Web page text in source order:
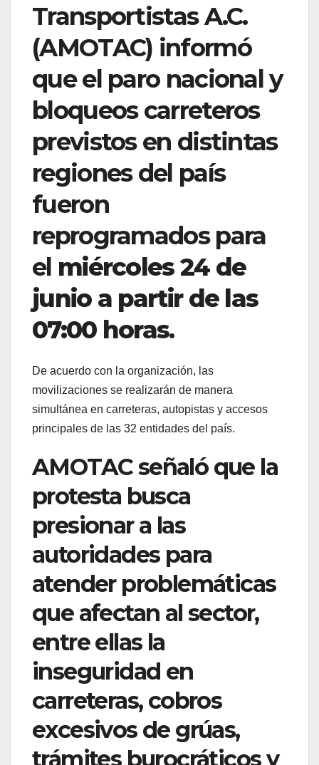
Transportistas A.C.
(AMOTAC) informó
que el paro nacional y
bloqueos carreteros
previstos en distintas
regiones del país
fueron
reprogramados para
el miércoles 24 de
junio a partir de las
07:00 horas.
De acuerdo con la organización, las
movilizaciones se realizarán de manera
simultánea en carreteras, autopistas y accesos
principales de las 32 entidades del país.
AMOTAC señaló que la
protesta busca
presionar a las
autoridades para
atender problemáticas
que afectan al sector,
entre ellas la
inseguridad en
carreteras, cobros
excesivos de grúas,
trámites burocráticos y